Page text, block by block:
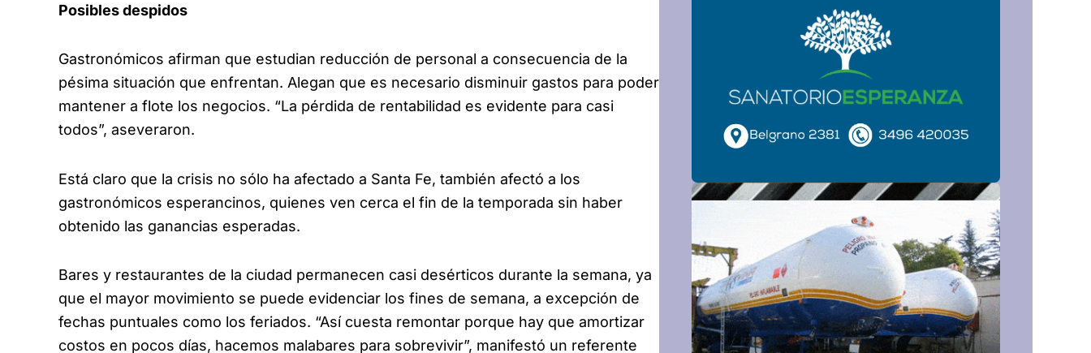
Posibles despidos
Gastronómicos afirman que estudian reducción de personal a consecuencia de la
pésima situación que enfrentan. Alegan que es necesario disminuir gastos para poder
mantener a flote los negocios. “La pérdida de rentabilidad es evidente para casi
todos”, aseveraron.
Está claro que la crisis no sólo ha afectado a Santa Fe, también afectó a los
gastronómicos esperancinos, quienes ven cerca el fin de la temporada sin haber
obtenido las ganancias esperadas.
Bares y restaurantes de la ciudad permanecen casi desérticos durante la semana, ya
que el mayor movimiento se puede evidenciar los fines de semana, a excepción de
fechas puntuales como los feriados. “Así cuesta remontar porque hay que amortizar
costos en pocos días, hacemos malabares para sobrevivir”, manifestó un referente